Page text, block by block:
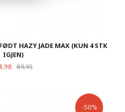
HAZY JADE MAX (KUN 4 STK
IGJEN)
89,95Rabatt
-50%